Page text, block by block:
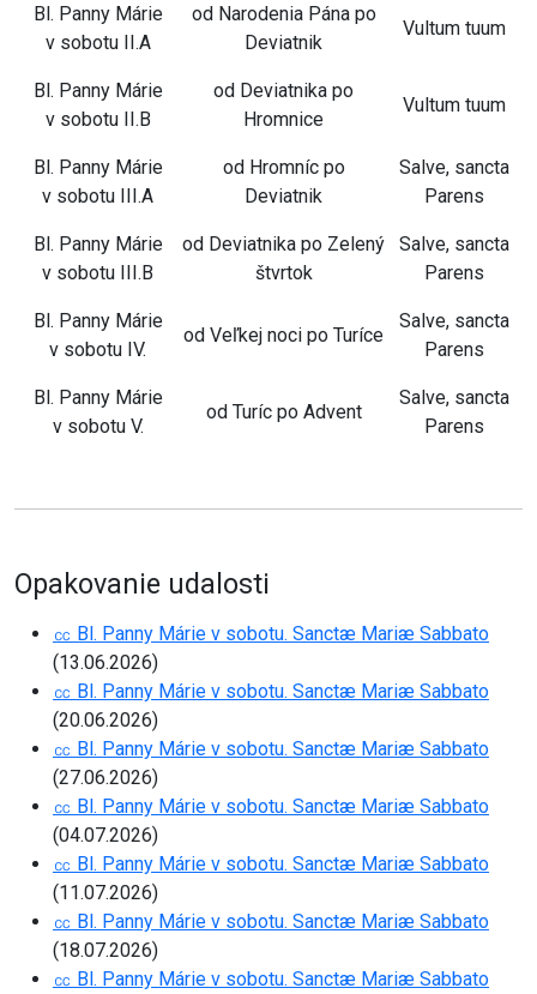
Bl. Panny Márie
v sobotu II.A
od Narodenia Pána po
Deviatnik
Vultum tuum
Bl. Panny Márie
v sobotu II.B
od Deviatnika po
Hromnice
Vultum tuum
Bl. Panny Márie
v sobotu III.A
od Hromníc po
Deviatnik
Salve, sancta
Parens
Bl. Panny Márie
v sobotu III.B
od Deviatnika po Zelený
štvrtok
Salve, sancta
Parens
Bl. Panny Márie
v sobotu IV.
od Veľkej noci po Turíce
Salve, sancta
Parens
Bl. Panny Márie
v sobotu V.
od Turíc po Advent
Salve, sancta
Parens
Opakovanie udalosti
㏄ Bl. Panny Márie v sobotu. Sanctæ Mariæ Sabbato
(13.06.2026)
㏄ Bl. Panny Márie v sobotu. Sanctæ Mariæ Sabbato
(20.06.2026)
㏄ Bl. Panny Márie v sobotu. Sanctæ Mariæ Sabbato
(27.06.2026)
㏄ Bl. Panny Márie v sobotu. Sanctæ Mariæ Sabbato
(04.07.2026)
㏄ Bl. Panny Márie v sobotu. Sanctæ Mariæ Sabbato
(11.07.2026)
㏄ Bl. Panny Márie v sobotu. Sanctæ Mariæ Sabbato
(18.07.2026)
㏄ Bl. Panny Márie v sobotu. Sanctæ Mariæ Sabbato